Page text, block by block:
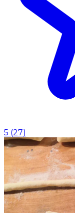
5 (27)